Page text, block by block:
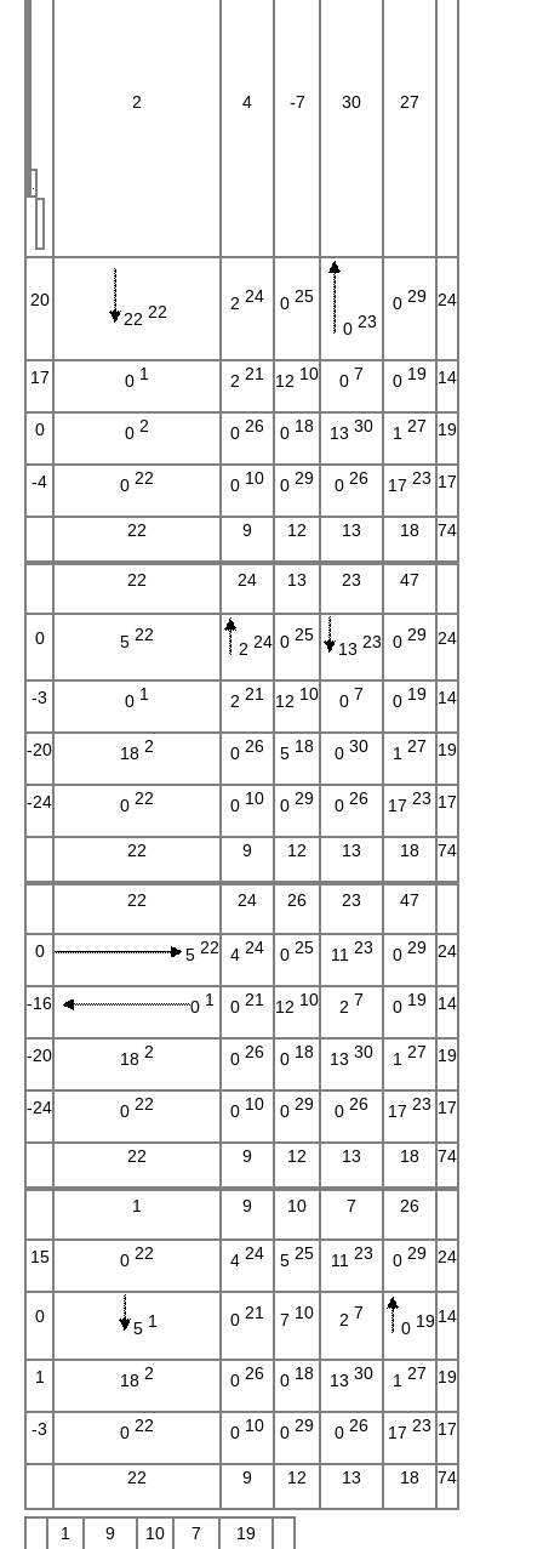
2 4 -7 30 27
20
22 22 2 24 0 25
0 23
0 29 24
17 0 1 2 21 12 10 0 7 0 19 14
0 0 2 0 26 0 18 13 30 1 27 19
-4 0 22 0 10 0 29 0 26 17 23 17
22 9 12 13 18 74
22 24 13 23 47
0 5 22
2 24 0 25
13 23 0 29 24
-3 0 1 2 21 12 10 0 7 0 19 14
-20 18 2 0 26 5 18 0 30 1 27 19
-24 0 22 0 10 0 29 0 26 17 23 17
22 9 12 13 18 74
22 24 26 23 47
0 5 22 4 24 0 25 11 23 0 29 24
-16 0 1 0 21 12 10 2 7 0 19 14
-20 18 2 0 26 0 18 13 30 1 27 19
-24 0 22 0 10 0 29 0 26 17 23 17
22 9 12 13 18 74
1 9 10 7 26
15 0 22 4 24 5 25 11 23 0 29 24
0
5 1 0 21 7 10 2 7
0 1914
1 18 2 0 26 0 18 13 30 1 27 19
-3 0 22 0 10 0 29 0 26 17 23 17
22 9 12 13 18 74
1 9 10 7 19